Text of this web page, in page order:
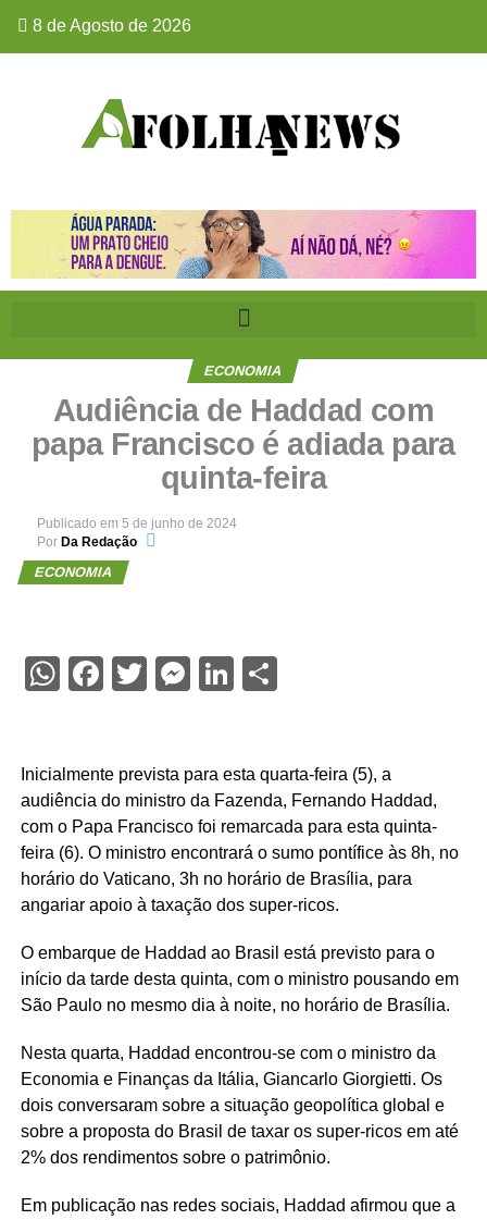
8 de Agosto de 2026
ECONOMIA
Audiência de Haddad com
papa Francisco é adiada para
quinta-feira
Publicado em 5 de junho de 2024
Por Da Redação
ECONOMIA
WhatsApp
Facebook
Twitter
Messenger
LinkedIn
Share
Inicialmente prevista para esta quarta-feira (5), a
audiência do ministro da Fazenda, Fernando Haddad,
com o Papa Francisco foi remarcada para esta quinta-
feira (6). O ministro encontrará o sumo pontífice às 8h, no
horário do Vaticano, 3h no horário de Brasília, para
angariar apoio à taxação dos super-ricos.
O embarque de Haddad ao Brasil está previsto para o
início da tarde desta quinta, com o ministro pousando em
São Paulo no mesmo dia à noite, no horário de Brasília.
Nesta quarta, Haddad encontrou-se com o ministro da
Economia e Finanças da Itália, Giancarlo Giorgietti. Os
dois conversaram sobre a situação geopolítica global e
sobre a proposta do Brasil de taxar os super-ricos em até
2% dos rendimentos sobre o patrimônio.
Em publicação nas redes sociais, Haddad afirmou que a